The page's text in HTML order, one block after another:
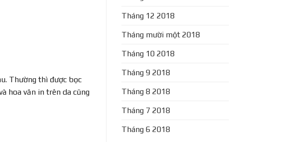
Thường thì được bọc
hoa văn in trên da cũng
Tháng 12 2018
Tháng mười một 2018
Tháng 10 2018
Tháng 9 2018
Tháng 8 2018
Tháng 7 2018
Tháng 6 2018